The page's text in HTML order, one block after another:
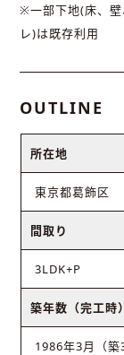
※一部下地(床、壁
レ)は既存利用
OUTLINE
所在地
東京都葛飾区
間取り
3LDK+P
築年数（完工時）
1986年3月（築